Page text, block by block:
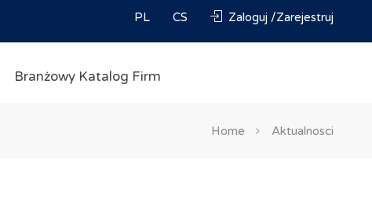
PL CS Zaloguj /Zarejestruj
Branżowy Katalog Firm
Home Aktualnosci